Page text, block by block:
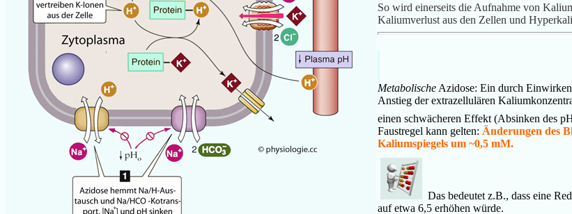
So wird einerseits die Aufnahme von
Kaliumverlust aus den Zellen und
Metabolische Azidose: Ein durch
Anstieg der extrazellulären
einen schwächeren Effekt (Absinken des
Faustregel kann gelten: Änderungen des
Kaliumspiegels um ~0,5 mM.
Das bedeutet z.B., dass eine
auf etwa 6,5 erhöhen würde.